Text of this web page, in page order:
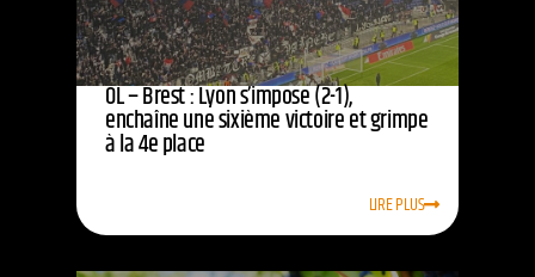
OL – Brest : Lyon s’impose (2-1),
enchaîne une sixième victoire et grimpe
à la 4e place
LIRE PLUS